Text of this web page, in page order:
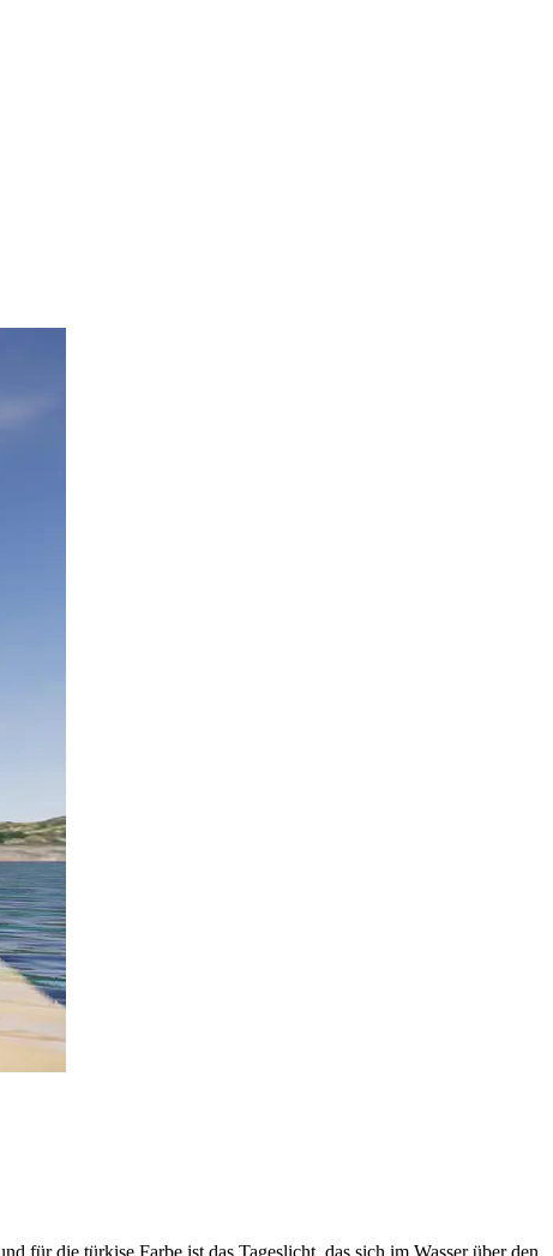
für die türkise Farbe ist das Tageslicht, das sich im Wasser über den